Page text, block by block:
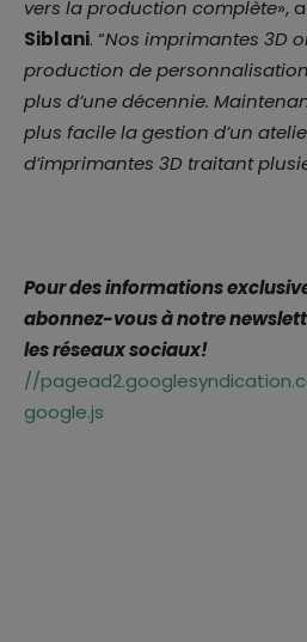
vers la production complète»,
Siblani. “Nos imprimantes 3D
production de
plus d’une décennie.
plus facile la gestion d’un
d’imprimantes 3D traitant
Pour des informations
abonnez-vous à notre
les réseaux sociaux!
//
google.js